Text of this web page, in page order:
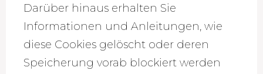
Darüber hinaus erhalten Sie
Informationen und Anleitungen, wie
diese Cookies gelöscht oder deren
Speicherung vorab blockiert werden